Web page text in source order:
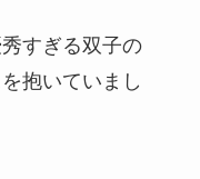
すぎる双子の
抱いていまし